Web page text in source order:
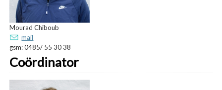
Mourad Chiboub
mail
gsm: 0485/ 55 30 38
Coördinator